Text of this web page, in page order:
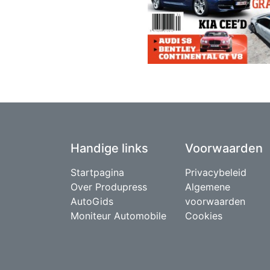
Handige links
Startpagina
Over Produpress
AutoGids
Moniteur Automobile
Voorwaarden
Privacybeleid
Algemene
voorwaarden
Cookies